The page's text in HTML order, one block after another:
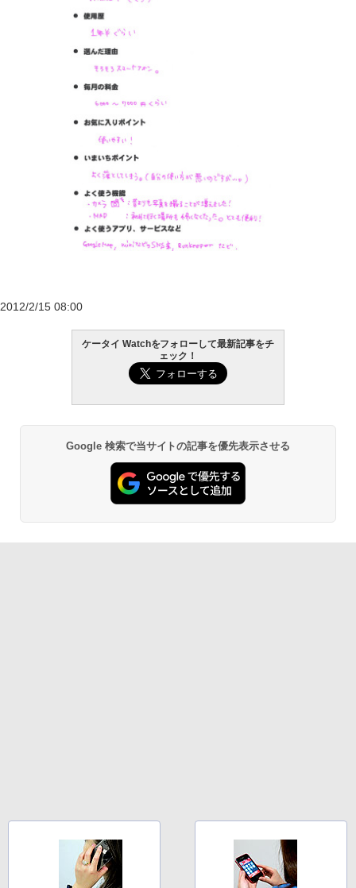
2012/2/15 08:00
ケータイ Watchをフォローして最新記事をチ
ェック！
Google 検索で当サイトの記事を優先表示させる